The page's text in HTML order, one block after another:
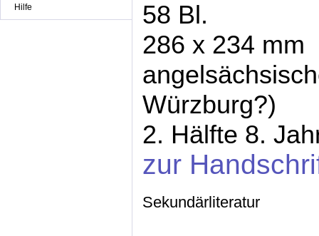
Hilfe
58 Bl.
286 x 234 mm
Würzburg?)
2. Hälfte 8.
zur
Sekundärliteratur